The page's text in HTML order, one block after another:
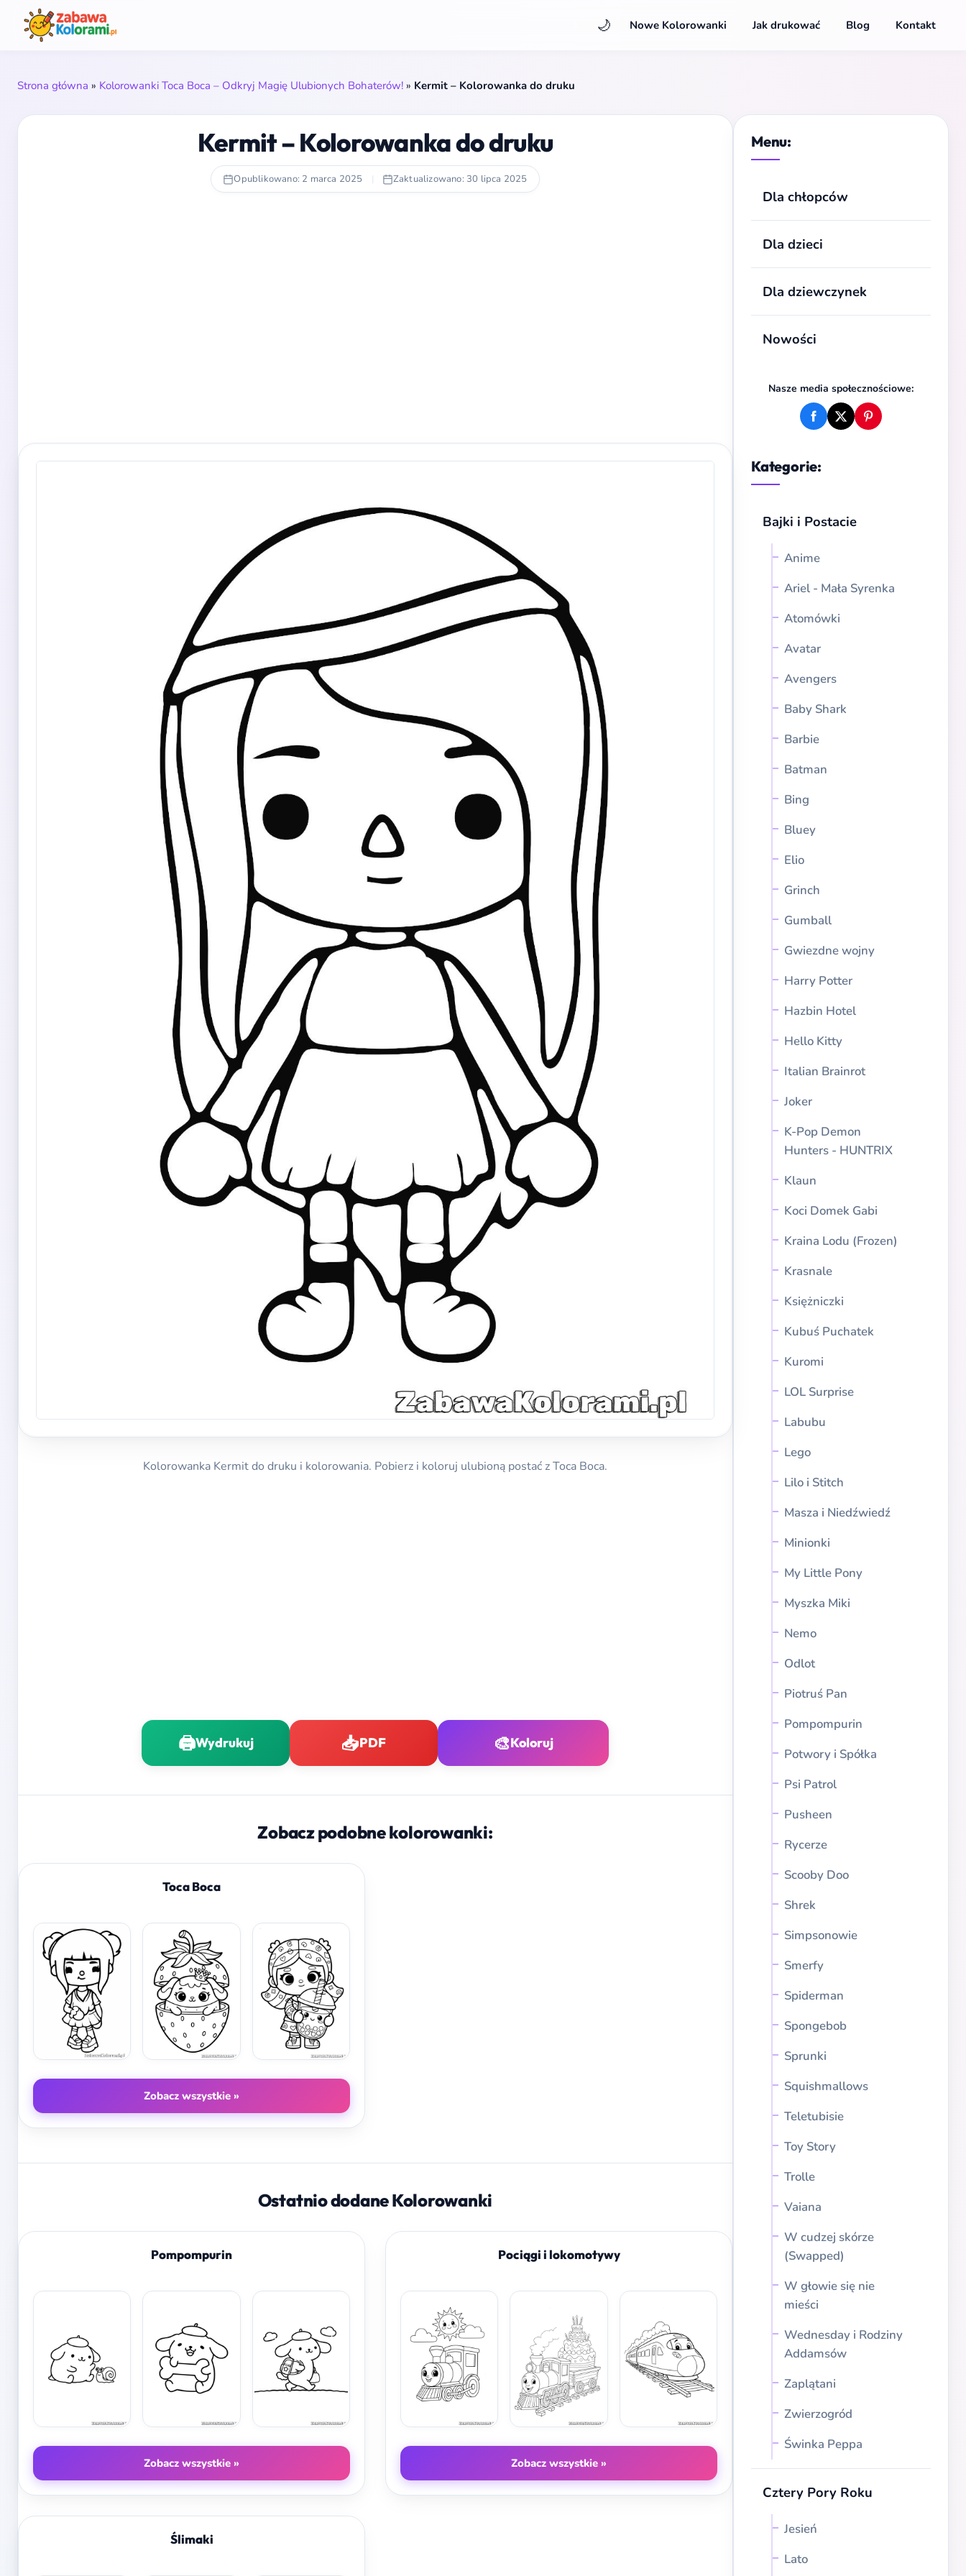
🌙 Nowe Kolorowanki Jak drukować Blog Kontakt
Strona główna » Kolorowanki Toca Boca – Odkryj Magię Ulubionych Bohaterów! » Kermit – Kolorowanka do druku
Menu:
Dla chłopców
Dla dzieci
Dla dziewczynek
Nowości
Nasze media społecznościowe:
Kategorie:
Bajki i Postacie
Anime
Ariel - Mała Syrenka
Atomówki
Avatar
Avengers
Baby Shark
Barbie
Batman
Bing
Bluey
Elio
Grinch
Gumball
Gwiezdne wojny
Harry Potter
Hazbin Hotel
Hello Kitty
Italian Brainrot
Joker
K-Pop Demon
Hunters - HUNTRIX
Klaun
Koci Domek Gabi
Kraina Lodu (Frozen)
Krasnale
Księżniczki
Kubuś Puchatek
Kuromi
LOL Surprise
Labubu
Lego
Lilo i Stitch
Masza i Niedźwiedź
Minionki
My Little Pony
Myszka Miki
Nemo
Odlot
Piotruś Pan
Pompompurin
Potwory i Spółka
Psi Patrol
Pusheen
Rycerze
Scooby Doo
Shrek
Simpsonowie
Smerfy
Spiderman
Spongebob
Sprunki
Squishmallows
Teletubisie
Toy Story
Trolle
Vaiana
W cudzej skórze
(Swapped)
W głowie się nie
mieści
Wednesday i Rodziny
Addamsów
Zaplątani
Zwierzogród
Świnka Peppa
Cztery Pory Roku
Jesień
Lato
Kermit – Kolorowanka do druku
Opublikowano: 2 marca 2025 | Zaktualizowano: 30 lipca 2025
Kolorowanka Kermit do druku i kolorowania. Pobierz i koloruj ulubioną postać z Toca Boca.
🖨️Wydrukuj 📥PDF 🎨Koloruj
Zobacz podobne kolorowanki:
Toca Boca
Zobacz wszystkie »
Ostatnio dodane Kolorowanki
Pompompurin
Zobacz wszystkie »
Pociągi i lokomotywy
Zobacz wszystkie »
Ślimaki